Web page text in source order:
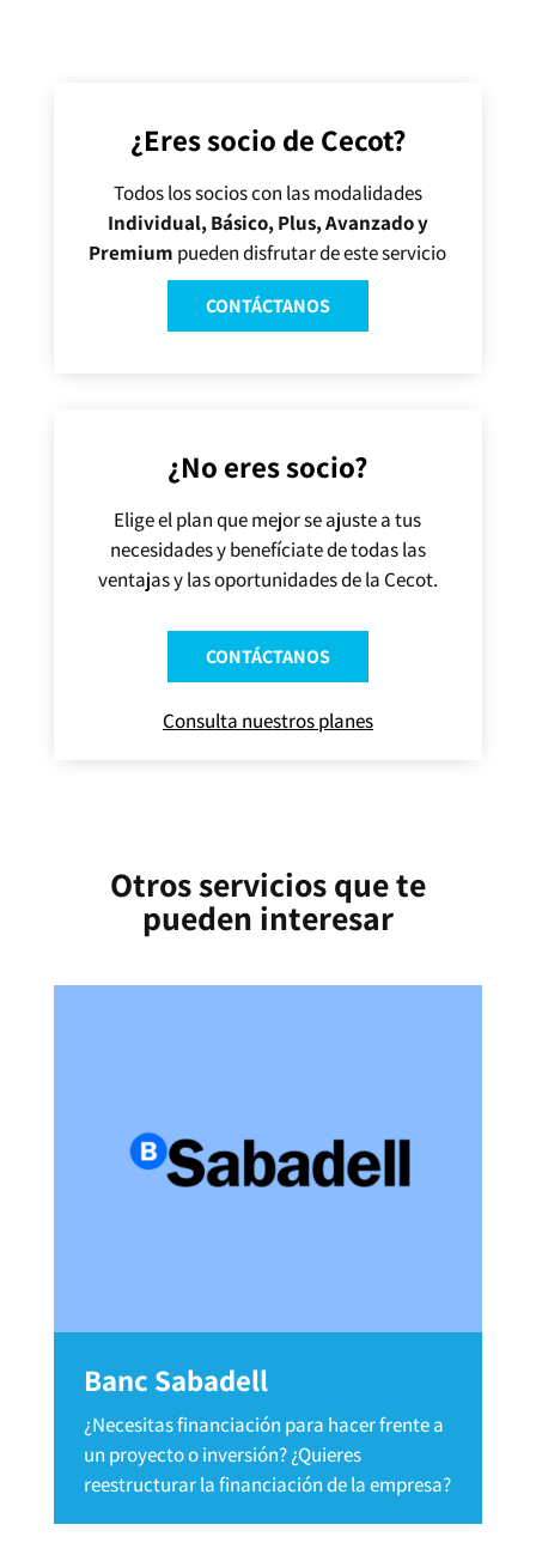
¿Eres socio de Cecot?
Todos los socios con las modalidades
Individual, Básico, Plus, Avanzado y
Premium pueden disfrutar de este servicio
CONTÁCTANOS
¿No eres socio?
Elige el plan que mejor se ajuste a tus
necesidades y benefíciate de todas las
ventajas y las oportunidades de la Cecot.
CONTÁCTANOS
Consulta nuestros planes
Otros servicios que te
pueden interesar
Banc Sabadell
¿Necesitas financiación para hacer frente a
un proyecto o inversión? ¿Quieres
reestructurar la financiación de la empresa?